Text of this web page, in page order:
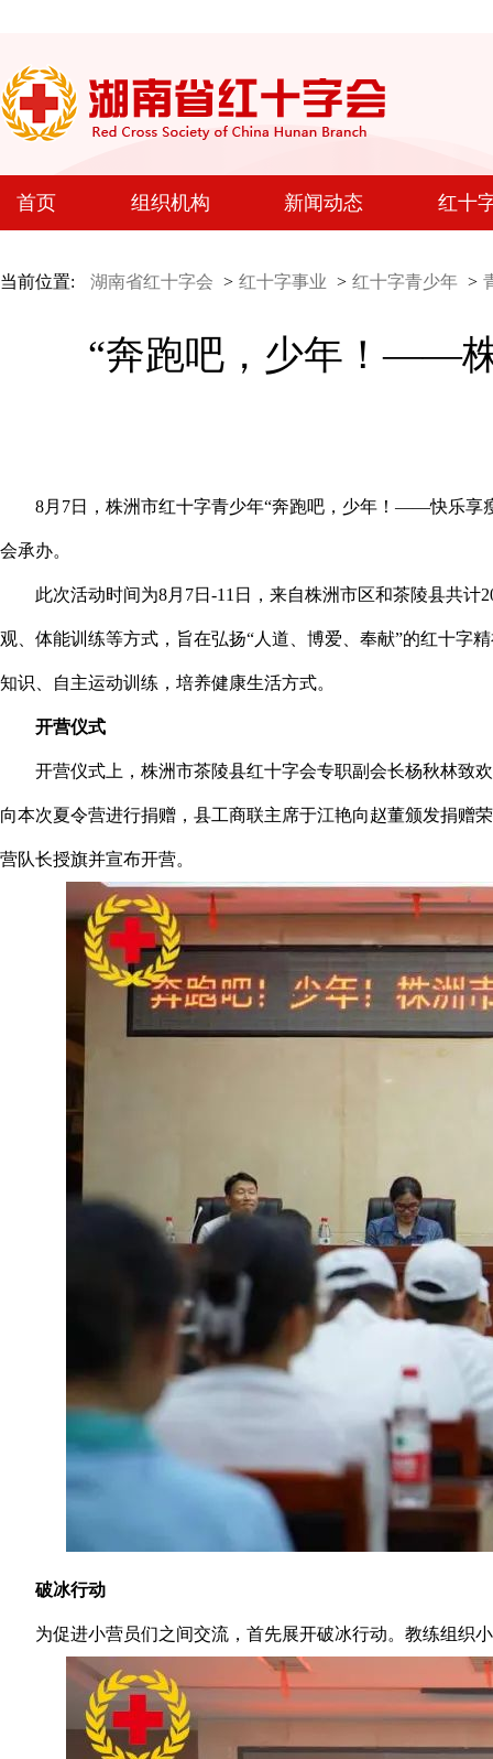
首页 组织机构 新闻动态 红十
当前位置: 湖南省红十字会 > 红十字事业 > 红十字青少年 >
“奔跑吧，少年！——
8月7日，株洲市红十字青少年“奔跑吧，少年！——快乐享
会承办。
此次活动时间为8月7日-11日，来自株洲市区和茶陵县共
观、体能训练等方式，旨在弘扬“人道、博爱、奉献”的红十字
知识、自主运动训练，培养健康生活方式。
开营仪式
开营仪式上，株洲市茶陵县红十字会专职副会长杨秋林致
向本次夏令营进行捐赠，县工商联主席于江艳向赵董颁发捐赠
营队长授旗并宣布开营。
破冰行动
为促进小营员们之间交流，首先展开破冰行动。教练组织